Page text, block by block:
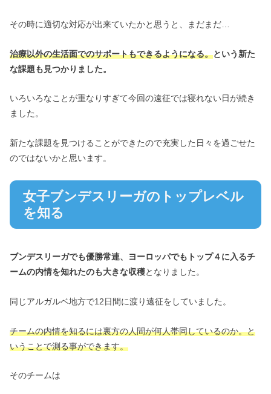
その時に適切な対応が出来ていたかと思うと、まだまだ…
治療以外の生活面でのサポートもできるようになる。という新た
な課題も見つかりました。
いろいろなことが重なりすぎて今回の遠征では寝れない日が続き
ました。
新たな課題を見つけることができたので充実した日々を過ごせた
のではないかと思います。
女子ブンデスリーガのトップレベル
を知る
ブンデスリーガでも優勝常連、ヨーロッパでもトップ４に入るチ
ームの内情を知れたのも大きな収穫となりました。
同じアルガルベ地方で12日間に渡り遠征をしていました。
チームの内情を知るには裏方の人間が何人帯同しているのか。と
いうことで測る事ができます。
そのチームは